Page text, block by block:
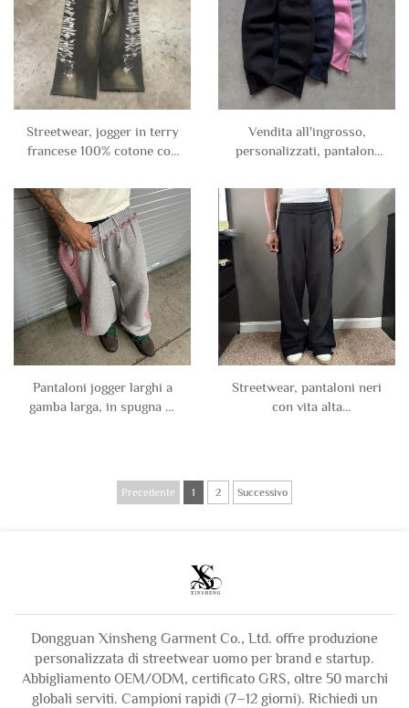
dritto
Streetwear, jogger in terry
francese 100% cotone con
personalizzata, larghi,
strappati, con gamba
larga, effetto sbiadito dal
sole e lavaggio acido
Vendita all'ingrosso,
personalizzati, pantaloni
neoprene di cotone
poliestere, con zip e
gamba aperta, vuoti per
uomo
Pantaloni jogger larghi a
gamba larga, in spugna di
per uomo
Streetwear, pantaloni neri
con vita alta
in lavaggio acido vuoti per
uomo
Precedente 1 2 Successivo
Dongguan Xinsheng Garment Co., Ltd. offre produzione
personalizzata di streetwear uomo per brand e startup.
Abbigliamento OEM/ODM, certificato GRS, oltre 50 marchi
globali serviti. Campioni rapidi (7–12 giorni). Richiedi un